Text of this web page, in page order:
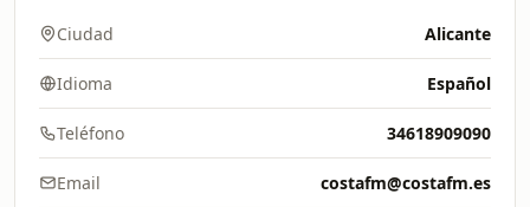
Ciudad Alicante
Idioma Español
Teléfono 34618909090
Email costafm@costafm.es